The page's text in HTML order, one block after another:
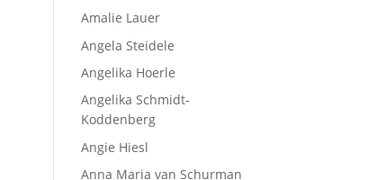
Amalie Lauer
Angela Steidele
Angelika Hoerle
Angelika Schmidt-
Koddenberg
Angie Hiesl
Anna Maria van Schurman